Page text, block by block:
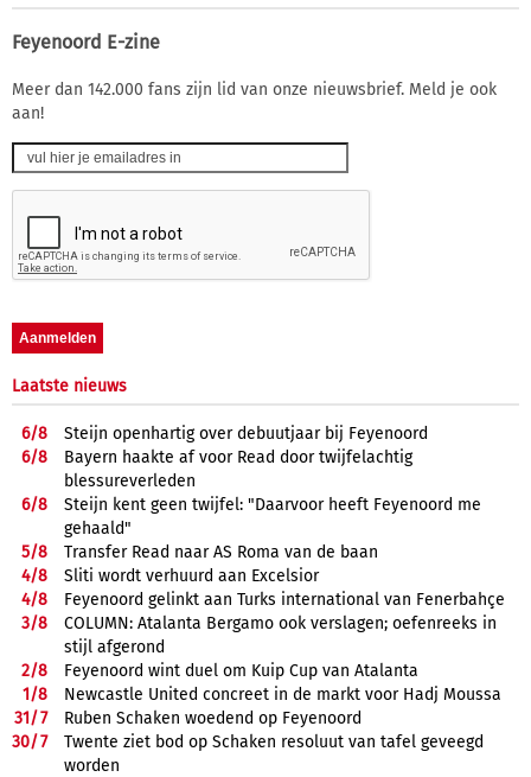
Feyenoord E-zine
Meer dan 142.000 fans zijn lid van onze nieuwsbrief. Meld je ook
aan!
Laatste nieuws
6/8
Steijn openhartig over debuutjaar bij Feyenoord
6/8
Bayern haakte af voor Read door twijfelachtig
blessureverleden
6/8
Steijn kent geen twijfel: "Daarvoor heeft Feyenoord me
gehaald"
5/8
Transfer Read naar AS Roma van de baan
4/8
Sliti wordt verhuurd aan Excelsior
4/8
Feyenoord gelinkt aan Turks international van Fenerbahçe
3/8
COLUMN: Atalanta Bergamo ook verslagen; oefenreeks in
stijl afgerond
2/8
Feyenoord wint duel om Kuip Cup van Atalanta
1/8
Newcastle United concreet in de markt voor Hadj Moussa
31/7
Ruben Schaken woedend op Feyenoord
30/7
Twente ziet bod op Schaken resoluut van tafel geveegd
worden